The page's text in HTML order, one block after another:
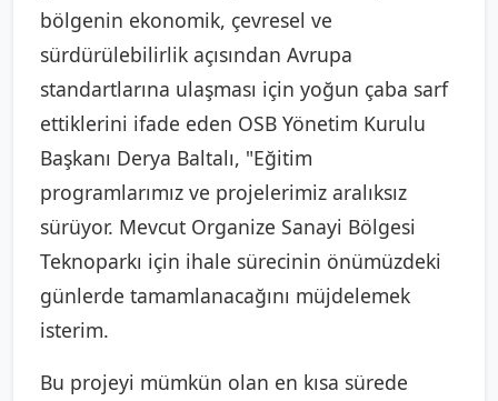
bölgenin ekonomik, çevresel ve
sürdürülebilirlik açısından Avrupa
standartlarına ulaşması için yoğun çaba sarf
ettiklerini ifade eden OSB Yönetim Kurulu
Başkanı Derya Baltalı, "Eğitim
programlarımız ve projelerimiz aralıksız
sürüyor. Mevcut Organize Sanayi Bölgesi
Teknoparkı için ihale sürecinin önümüzdeki
günlerde tamamlanacağını müjdelemek
isterim.
Bu projeyi mümkün olan en kısa sürede